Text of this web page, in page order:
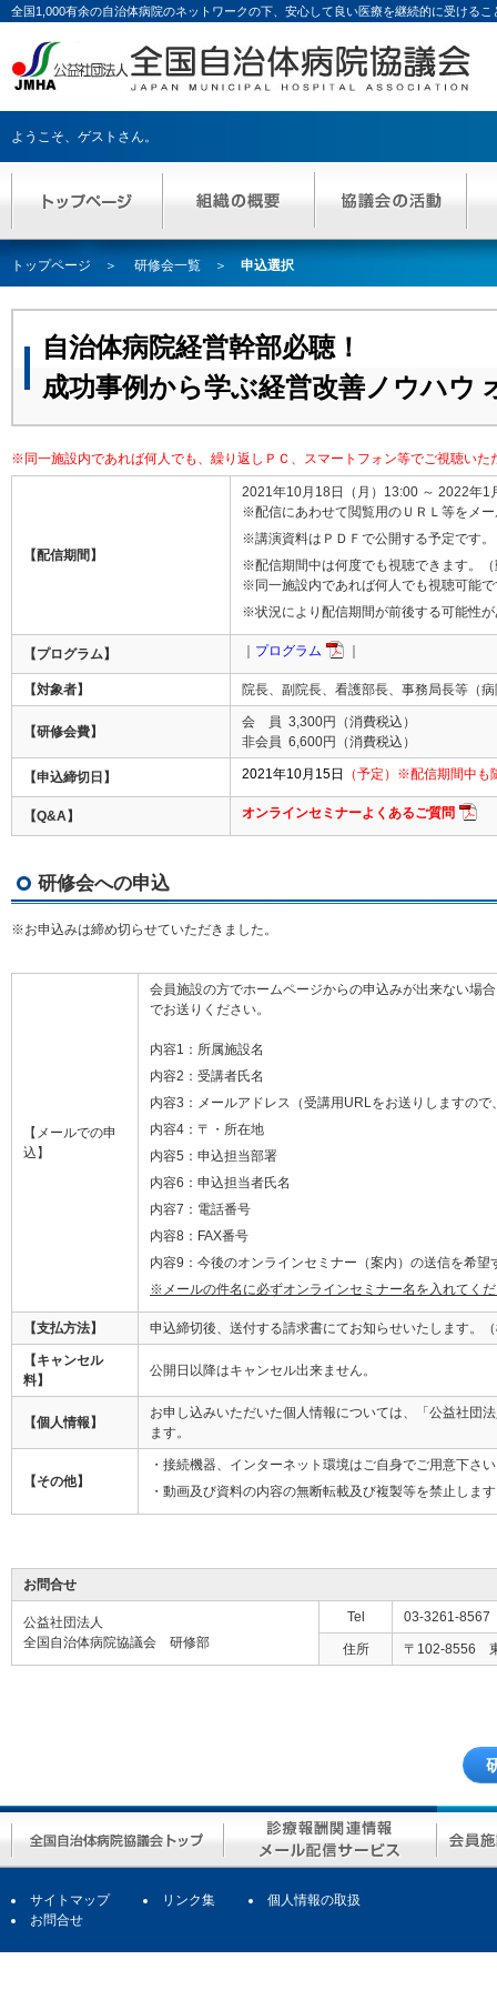
全国1,000有余の自治体病院のネットワークの下、安心して良い医療を継続的に受ける
ようこそ、 ゲストさん。
トップページ 研修会一覧 申込選択
自治体病院経営幹部必聴！
成功事例から学ぶ経営改善ノウハウ
※同一施設内であれば何人でも、繰り返しＰＣ、スマートフォン等でご視聴い
【配信期間】
2021年10月18日（月）13:00 ～ 2022年1
※配信にあわせて閲覧用のＵＲＬ等をメ
※講演資料はＰＤＦで公開する予定です。
※配信期間中は何度でも視聴できます。
※同一施設内であれば何人でも視聴可能で
※状況により配信期間が前後する可能性
【プログラム】 プログラム
【対象者】 院長、副院長、看護部長、事務局長等（
【研修会費】
会 員 3,300円（消費税込）
非会員 6,600円（消費税込）
【申込締切日】 2021年10月15日 （予定）※配信期間中も
【Q&A】 オンラインセミナーよくあるご質問
研修会への申込
※お申込みは締め切らせていただきました。
【メールでの申
込】
会員施設の方でホームページからの申込みが出来ない場
でお送りください。
内容1：所属施設名
内容2：受講者氏名
内容3：メールアドレス（受講用URLをお送りしますの
内容4：〒・所在地
内容5：申込担当部署
内容6：申込担当者氏名
内容7：電話番号
内容8：FAX番号
内容9：今後のオンラインセミナー（案内）の送信を希望
※メールの件名に必ずオンラインセミナー名を入れてく
【支払方法】 申込締切後、送付する請求書にてお知らせいたします。
【キャンセル
料】
公開日以降はキャンセル出来ません。
【個人情報】
お申し込みいただいた個人情報については、「公益社団
ます。
【その他】
・接続機器、インターネット環境はご自身でご用意下さ
・動画及び資料の内容の無断転載及び複製等を禁止しま
お問合せ
公益社団法人
全国自治体病院協議会 研修部
Tel 03-3261-8567
住所 〒102-8556
サイトマップ リンク集
個人情報の取扱
お問合せ